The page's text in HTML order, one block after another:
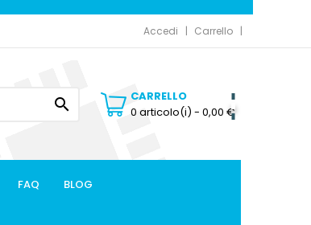
Accedi Carrello

CARRELLO
0 articolo(i) - 0,00 €
FAQ BLOG